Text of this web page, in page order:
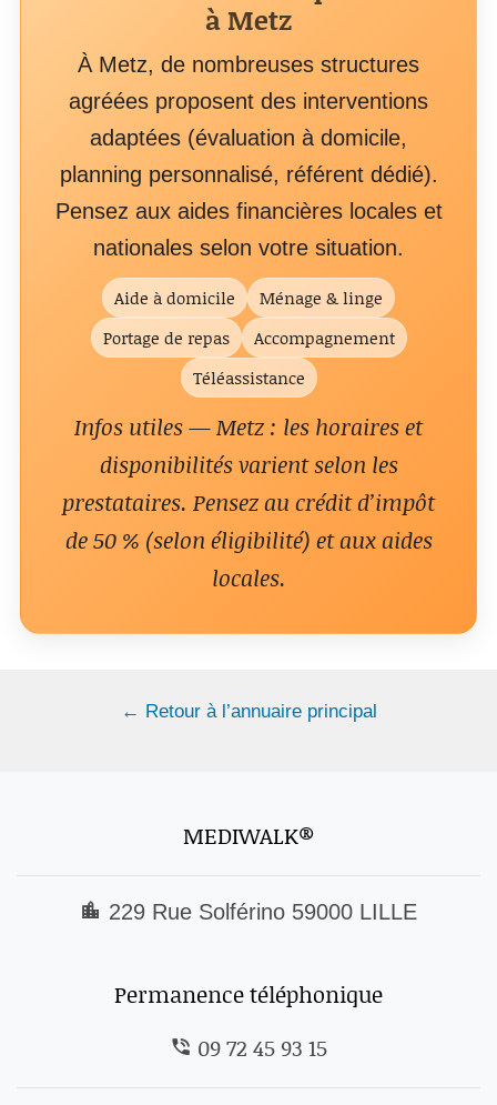
à Metz
À Metz, de nombreuses structures
agréées proposent des interventions
adaptées (évaluation à domicile,
planning personnalisé, référent dédié).
Pensez aux aides financières locales et
nationales selon votre situation.
Aide à domicile
Ménage & linge
Portage de repas
Accompagnement
Téléassistance
Infos utiles — Metz : les horaires et
disponibilités varient selon les
prestataires. Pensez au crédit d’impôt
de 50 % (selon éligibilité) et aux aides
locales.
← Retour à l’annuaire principal
MEDIWALK®
229 Rue Solférino 59000 LILLE
Permanence téléphonique
09 72 45 93 15